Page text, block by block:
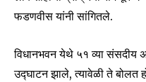
फडणवीस यांनी सांगितले.
विधानभवन येथे ५१ व्या संसदीय
उद्घाटन झाले, त्यावेळी ते बोलत